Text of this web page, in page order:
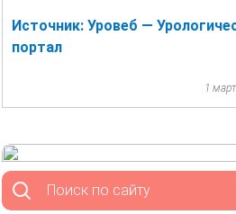
Источник: Уровеб —
портал
1
Поиск по сайту